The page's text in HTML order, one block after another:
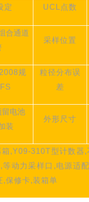
定 UCL点数
合通道
采样位置
规
粒径分布误
差
留电池
装
外形尺寸
箱,Y09-310T型计数器,
动力采样口,电源适
,保修卡,装箱单